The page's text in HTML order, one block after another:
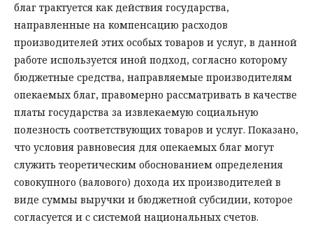
благ трактуется как действия государства,
направленные на компенсацию расходов
производителей этих особых товаров и услуг, в данной
работе используется иной подход, согласно которому
бюджетные средства, направляемые производителям
опекаемых благ, правомерно рассматривать в качестве
платы государства за извлекаемую социальную
полезность соответствующих товаров и услуг. Показано,
что условия равновесия для опекаемых благ могут
служить теоретическим обоснованием определения
совокупного (валового) дохода их производителей в
виде суммы выручки и бюджетной субсидии, которое
согласуется и с системой национальных счетов.